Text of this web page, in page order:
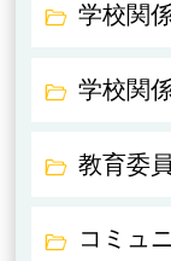
学校関
学校関
教育委
コミュ